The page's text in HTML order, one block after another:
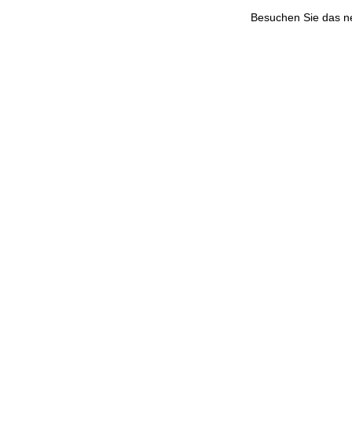
Besuchen Sie das